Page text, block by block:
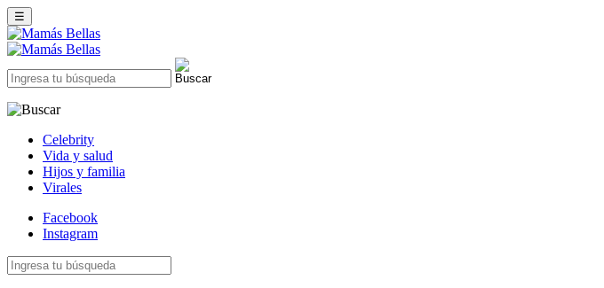
☰
Celebrity
Vida y salud
Hijos y familia
Virales
Facebook
Instagram